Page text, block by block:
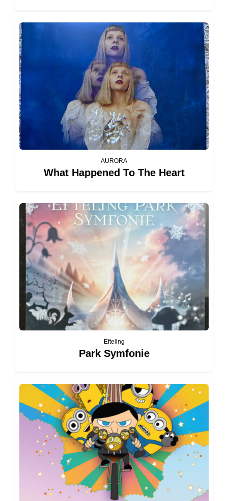
AURORA
What Happened To The Heart
Efteling
Park Symfonie